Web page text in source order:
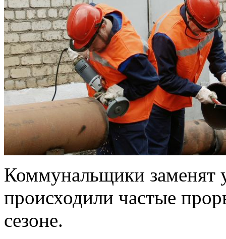
Коммунальщики заменят
происходили частые
сезоне.